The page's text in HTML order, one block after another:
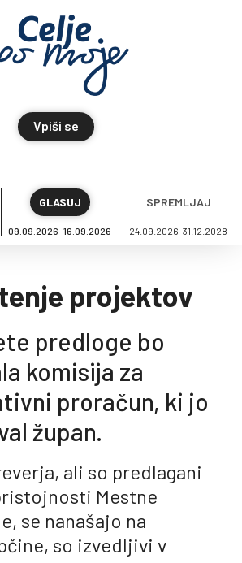
Vpiši se
GLASUJ
09.09.2026–16.09.2026
SPREMLJAJ
24.09.2026–31.12.2028
projektov
predloge bo
komisija za
proračun, ki jo
župan.
ali so predlagani
Mestne
se nanašajo na
so izvedljivi v